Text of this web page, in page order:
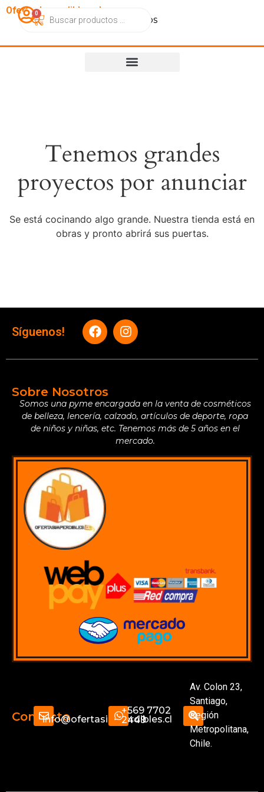
OfertasImperdibles.cl
CatálogoContactoNosotros
0
Tenemos grandes
proyectos por anunciar
Se está cocinando algo grande. Nuestra tienda está en
obras y pronto abrirá sus puertas.
Síguenos!
Sobre Nosotros
Somos una pyme encargada en la venta de cosméticos
de belleza, lencería, calzado, artículos de deporte, ropa
de niños y niñas, etc. Tenemos más de 5 años en el
mercado.
Contactoinfo@ofertasimperdibles.cl
+569 7702
2449
Av. Colon 23,
Santiago,
Región
Metropolitana,
Chile.